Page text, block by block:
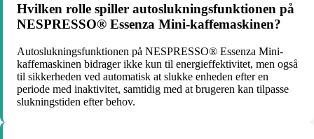
Hvilken rolle spiller autoslukningsfunktionen på
NESPRESSO® Essenza Mini-kaffemaskinen?
Autoslukningsfunktionen på NESPRESSO® Essenza Mini-
kaffemaskinen bidrager ikke kun til energieffektivitet, men også
til sikkerheden ved automatisk at slukke enheden efter en
periode med inaktivitet, samtidig med at brugeren kan tilpasse
slukningstiden efter behov.